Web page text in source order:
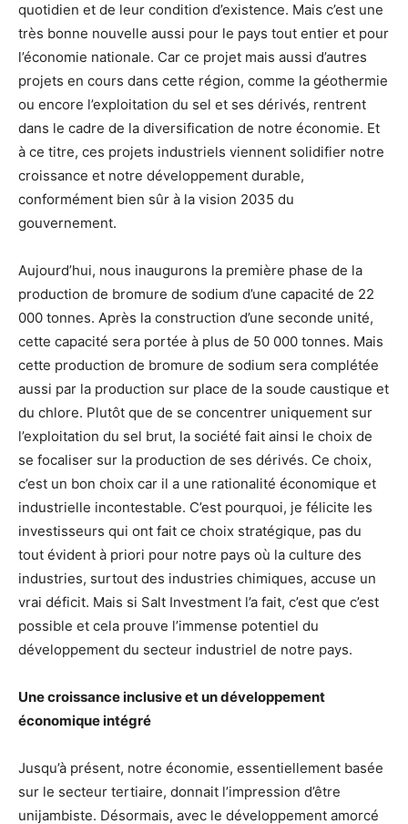
quotidien et de leur condition d’existence. Mais c’est une
très bonne nouvelle aussi pour le pays tout entier et pour
l’économie nationale. Car ce projet mais aussi d’autres
projets en cours dans cette région, comme la géothermie
ou encore l’exploitation du sel et ses dérivés, rentrent
dans le cadre de la diversification de notre économie. Et
à ce titre, ces projets industriels viennent solidifier notre
croissance et notre développement durable,
conformément bien sûr à la vision 2035 du
gouvernement.
Aujourd’hui, nous inaugurons la première phase de la
production de bromure de sodium d’une capacité de 22
000 tonnes. Après la construction d’une seconde unité,
cette capacité sera portée à plus de 50 000 tonnes. Mais
cette production de bromure de sodium sera complétée
aussi par la production sur place de la soude caustique et
du chlore. Plutôt que de se concentrer uniquement sur
l’exploitation du sel brut, la société fait ainsi le choix de
se focaliser sur la production de ses dérivés. Ce choix,
c’est un bon choix car il a une rationalité économique et
industrielle incontestable. C’est pourquoi, je félicite les
investisseurs qui ont fait ce choix stratégique, pas du
tout évident à priori pour notre pays où la culture des
industries, surtout des industries chimiques, accuse un
vrai déficit. Mais si Salt Investment l’a fait, c’est que c’est
possible et cela prouve l’immense potentiel du
développement du secteur industriel de notre pays.
Une croissance inclusive et un développement
économique intégré
Jusqu’à présent, notre économie, essentiellement basée
sur le secteur tertiaire, donnait l’impression d’être
unijambiste. Désormais, avec le développement amorcé